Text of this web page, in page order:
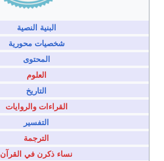
البنية النصية
شخصيات محورية
المحتوى
العلوم
التاريخ
القراءات والروايات
التفسير
الترجمة
نساء ذكرن في القرآن